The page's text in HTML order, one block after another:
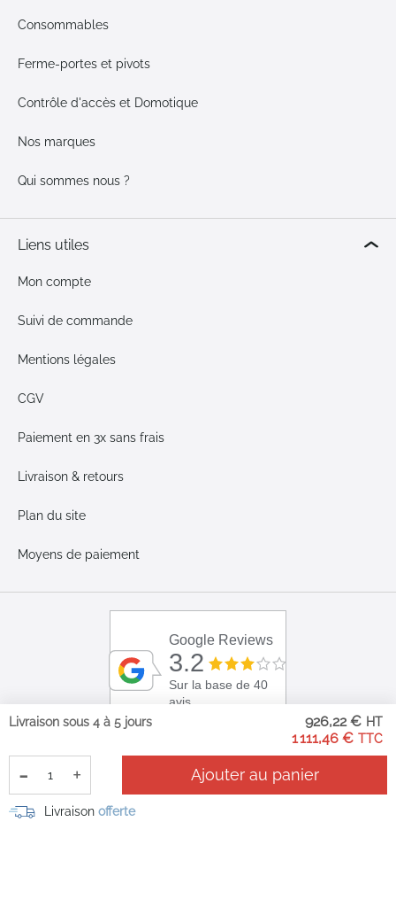
1 111,46 €
926,22 €
Livraison sous 4 à 5 jours
- + Ajouter au panier
Livraison offerte
Consommables
Ferme-portes et pivots
Contrôle d'accès et Domotique
Nos marques
Qui sommes nous ?
Liens utiles
Mon compte
Suivi de commande
Mentions légales
CGV
Paiement en 3x sans frais
Livraison & retours
Plan du site
Moyens de paiement
Google Reviews
3.2
Sur la base de 40
avis